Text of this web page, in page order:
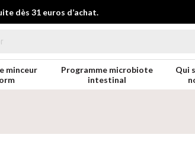
dès 31 euros d’achat.
minceur
Programme microbiote
intestinal
Qui